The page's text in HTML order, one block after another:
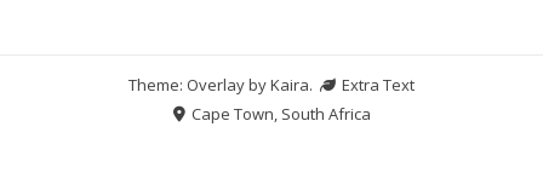
Theme: Overlay byKaira.
Extra Text
Cape Town, South Africa